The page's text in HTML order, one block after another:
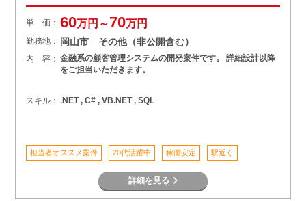
単 価： 60万円～70万円
勤務地： 岡山市 その他（非公開含む）
内 容： 金融系の顧客管理システムの開発案件です。 詳細設計以降
をご担当いただきます。
スキル： .NET , C# , VB.NET , SQL
担当者オススメ案件 20代活躍中 稼働安定 駅近く
詳細を見る